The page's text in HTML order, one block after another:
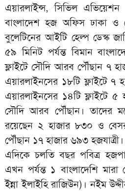
এয়ারলাইন্স, সিভিল
বাংলাদেশ হজ অফিস ঢাকা
বুলেটিনের আইটি হেল্প ডেস্ক
৫৯ মিনিট পর্যন্ত বিমান
ফ্লাইটে সৌদি আরব পৌঁছান ৭
এয়ারলাইনসের ১৮টি ফ্লাইটে ৭
এয়ারলাইনসের ১৪টি ফ্লাইটে
সৌদি আরব পৌঁছান। তাদের
রয়েছেন ২ হাজার ৮৩০ ও
পৌঁছান ১৭ হাজার ৬৯৩ হজযাত্রী।
এদিকে চলতি বছর পবিত্র
এখন পর্যন্ত ১ বাংলাদেশি মারা
ইন্না ইলাইহি রাজিউন)। নইম